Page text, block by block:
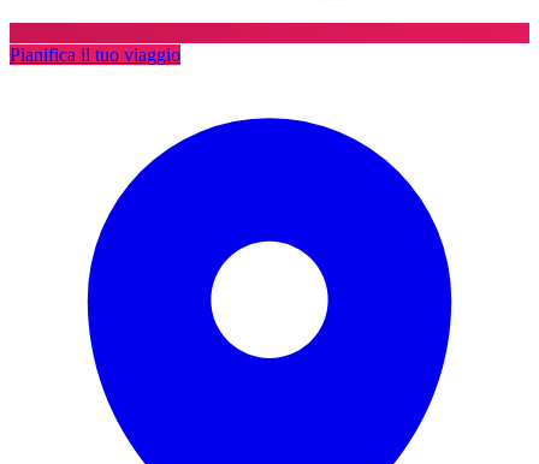
Pianifica il tuo viaggio